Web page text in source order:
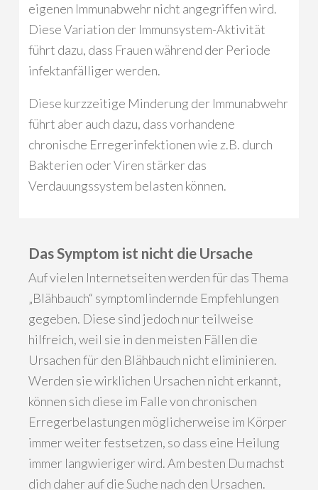
eigenen Immunabwehr nicht angegriffen wird.
Diese Variation der Immunsystem-Aktivität
führt dazu, dass Frauen während der Periode
infektanfälliger werden.
Diese kurzzeitige Minderung der Immunabwehr
führt aber auch dazu, dass vorhandene
chronische Erregerinfektionen wie z.B. durch
Bakterien oder Viren stärker das
Verdauungssystem belasten können.
Das Symptom ist nicht die Ursache
Auf vielen Internetseiten werden für das Thema
„Blähbauch“ symptomlindernde Empfehlungen
gegeben. Diese sind jedoch nur teilweise
hilfreich, weil sie in den meisten Fällen die
Ursachen für den Blähbauch nicht eliminieren.
Werden sie wirklichen Ursachen nicht erkannt,
können sich diese im Falle von chronischen
Erregerbelastungen möglicherweise im Körper
immer weiter festsetzen, so dass eine Heilung
immer langwieriger wird. Am besten Du machst
dich daher auf die Suche nach den Ursachen.